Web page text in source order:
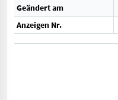
Geändert am
Anzeigen Nr.